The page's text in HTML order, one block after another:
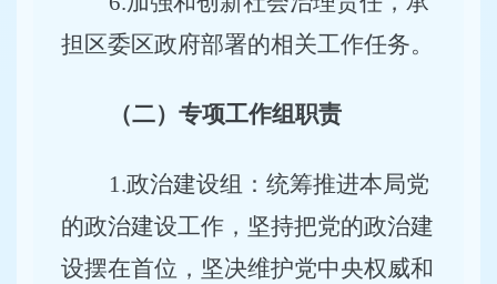
担区委区政府部署的相关工作任务。
（二）专项工作组职责
1.政治建设组：统筹推进本局党
的政治建设工作，坚持把党的政治建
设摆在首位，坚决维护党中央权威和